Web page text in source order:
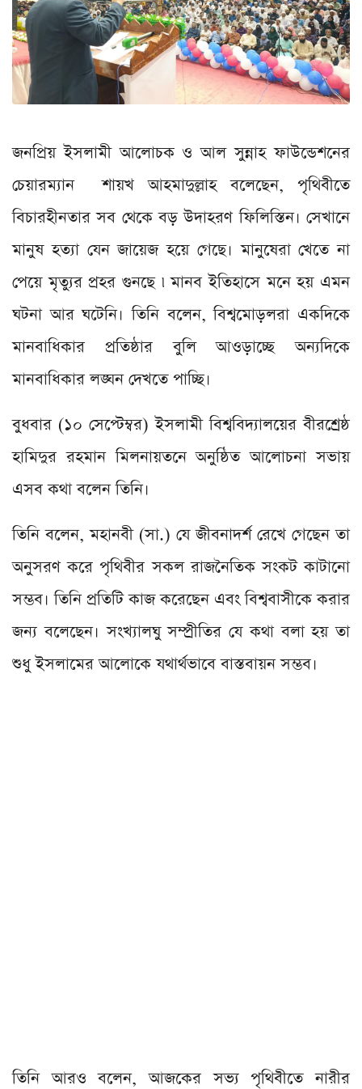
জনপ্রিয় ইসলামী আলোচক ও আল সুন্নাহ ফাউন্ডেশনের
চেয়ারম্যান শায়খ আহমাদুল্লাহ বলেছেন, পৃথিবীতে
বিচারহীনতার সব থেকে বড় উদাহরণ ফিলিস্তিন। সেখানে
মানুষ হত্যা যেন জায়েজ হয়ে গেছে। মানুষেরা খেতে না
পেয়ে মৃত্যুর প্রহর গুনছে ৷ মানব ইতিহাসে মনে হয় এমন
ঘটনা আর ঘটেনি। তিনি বলেন, বিশ্বমোড়লরা একদিকে
মানবাধিকার প্রতিষ্ঠার বুলি আওড়াচ্ছে অন্যদিকে
মানবাধিকার লঙ্ঘন দেখতে পাচ্ছি।
বুধবার (১০ সেপ্টেম্বর) ইসলামী বিশ্ববিদ্যালয়ের বীরশ্রেষ্ঠ
হামিদুর রহমান মিলনায়তনে অনুষ্ঠিত আলোচনা সভায়
এসব কথা বলেন তিনি।
তিনি বলেন, মহানবী (সা.) যে জীবনাদর্শ রেখে গেছেন তা
অনুসরণ করে পৃথিবীর সকল রাজনৈতিক সংকট কাটানো
সম্ভব। তিনি প্রতিটি কাজ করেছেন এবং বিশ্ববাসীকে করার
জন্য বলেছেন। সংখ্যালঘু সম্প্রীতির যে কথা বলা হয় তা
শুধু ইসলামের আলোকে যথার্থভাবে বাস্তবায়ন সম্ভব।
তিনি আরও বলেন, আজকের সভ্য পৃথিবীতে নারীর